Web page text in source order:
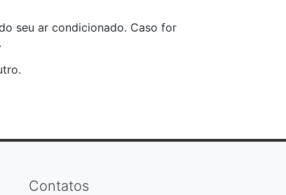
seu ar condicionado. Caso for
Contatos